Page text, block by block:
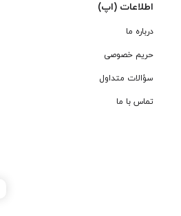
اطلاعات (اپ)
درباره ما
حریم خصوصی
سؤالات متداول
تماس با ما